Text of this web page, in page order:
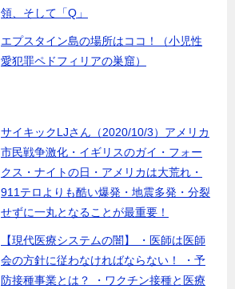
領、そして「Q」
エプスタイン島の場所はココ！（小児性
愛犯罪ペドフィリアの巣窟）
サイキックLJさん（2020/10/3）アメリカ
市民戦争激化・イギリスのガイ・フォー
クス・ナイトの日・アメリカは大荒れ・
911テロよりも酷い爆発・地震多発・分裂
せずに一丸となることが最重要！
【現代医療システムの闇】 ・医師は医師
会の方針に従わなければならない！ ・予
防接種事業とは？ ・ワクチン接種と医療